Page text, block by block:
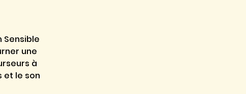
Sensible
une
à
et le son